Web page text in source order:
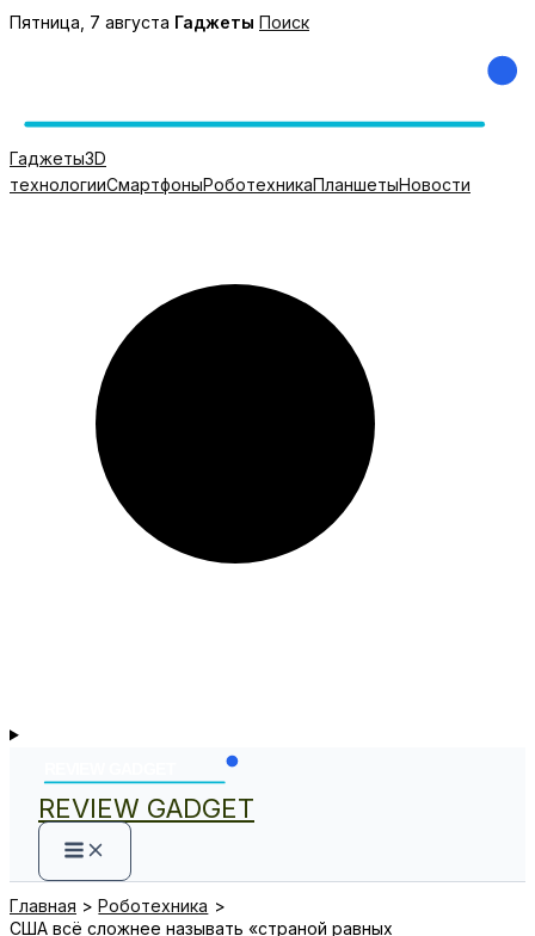
Перейти
Пятница, 7 августа Гаджеты Поиск
Гаджеты3D
технологииСмартфоныРоботехникаПланшетыНовости
REVIEW GADGET
Главная
Роботехника
США всё сложнее называть «страной равных